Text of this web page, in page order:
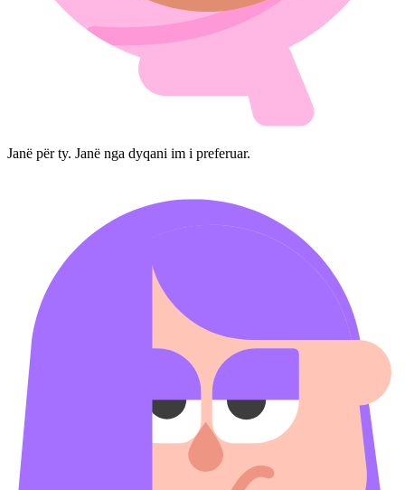
Janë për ty. Janë nga dyqani im i preferuar.